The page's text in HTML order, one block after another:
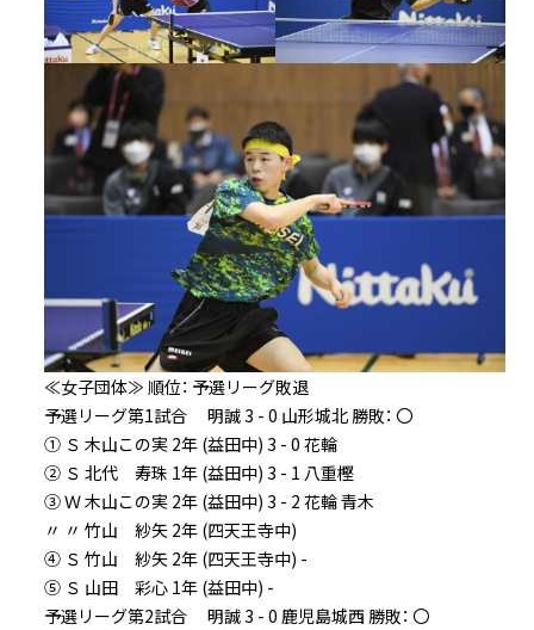
≪女子団体≫ 順位： 予選リーグ敗退
予選リーグ第1試合 明誠 3 - 0 山形城北 勝敗： 〇
① Ｓ 木山この実 2年 (益田中) 3 - 0 花輪
② Ｓ 北代 寿珠 1年 (益田中) 3 - 1 八重樫
③ Ｗ 木山この実 2年 (益田中) 3 - 2 花輪 青木
〃 〃 竹山 紗矢 2年 (四天王寺中)
④ Ｓ 竹山 紗矢 2年 (四天王寺中) -
⑤ Ｓ 山田 彩心 1年 (益田中) -
予選リーグ第2試合 明誠 3 - 0 鹿児島城西 勝敗： 〇